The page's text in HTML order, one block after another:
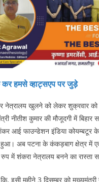
कर हमसे व्हाट्सएप पर जुड़े
नेत्रालय खुलने को लेकर शुक्रवार को
नीतीश कुमार की मौजूदगी में बिहार
आई फाउन्डेशन इंडिया कोयम्बटूर के
हुआ। अब पटना के कंकड़बाग क्षेत्र में
में शंकरा नेत्रालय बनने का रास्ता
कि, इसी महीने 3 दिसम्बर को